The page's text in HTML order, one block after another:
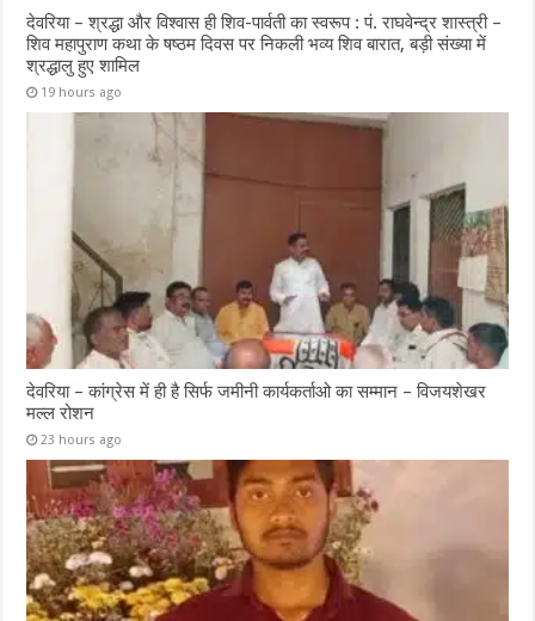
देवरिया – श्रद्धा और विश्वास ही शिव-पार्वती का स्वरूप : पं. राघवेन्द्र शास्त्री –
शिव महापुराण कथा के षष्ठम दिवस पर निकली भव्य शिव बारात, बड़ी संख्या में
श्रद्धालु हुए शामिल
19 hours ago
देवरिया – कांग्रेस में ही है सिर्फ जमीनी कार्यकर्ताओ का सम्मान – विजयशेखर
मल्ल रोशन
23 hours ago